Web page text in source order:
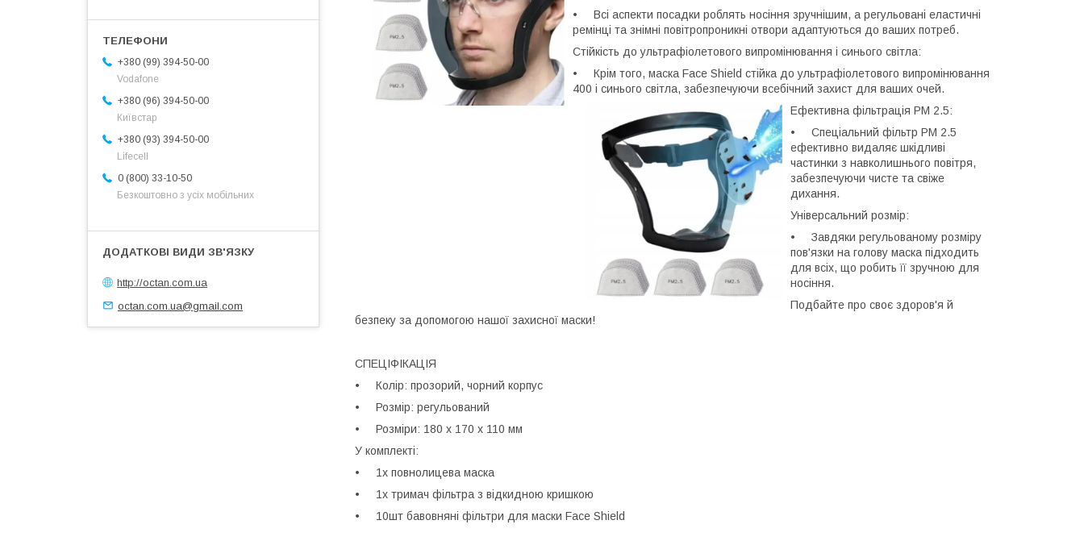
• Всі аспекти посадки роблять носіння зручнішим, а регульовані еластичні
ремінці та знімні повітропроникні отвори адаптуються до ваших потреб.
Стійкість до ультрафіолетового випромінювання і синього світла:
• Крім того, маска Face Shield стійка до ультрафіолетового випромінювання
400 і синього світла, забезпечуючи всебічний захист для ваших очей.
Ефективна фільтрація PM 2.5:
• Спеціальний фільтр PM 2.5
ефективно видаляє шкідливі
частинки з навколишнього повітря,
забезпечуючи чисте та свіже
дихання.
Універсальний розмір:
• Завдяки регульованому розміру
пов'язки на голову маска підходить
для всіх, що робить її зручною для
носіння.
Подбайте про своє здоров'я й
безпеку за допомогою нашої захисної маски!
СПЕЦІФІКАЦІЯ
• Колір: прозорий, чорний корпус
• Розмір: регульований
• Розміри: 180 x 170 x 110 мм
У комплекті:
• 1x повнолицева маска
• 1x тримач фільтра з відкидною кришкою
• 10шт бавовняні фільтри для маски Face Shield
+380 (99) 394-50-00
Vodafone
+380 (96) 394-50-00
Київстар
+380 (93) 394-50-00
Lifecell
0 (800) 33-10-50
Безкоштовно з усіх мобільних
http://octan.com.ua
octan.com.ua@gmail.com